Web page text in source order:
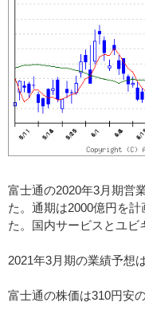
富士通の2020年3月期営
た。通期は2000億円を
た。国内サービスとユビ
2021年3月期の業績予想
富士通の株価は310円安